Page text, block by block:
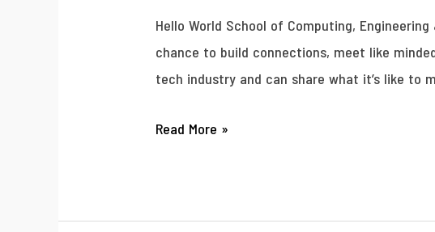
Hello World School of Computing,
chance to build connections, meet like
tech industry and can share what it’s like to
Read More »